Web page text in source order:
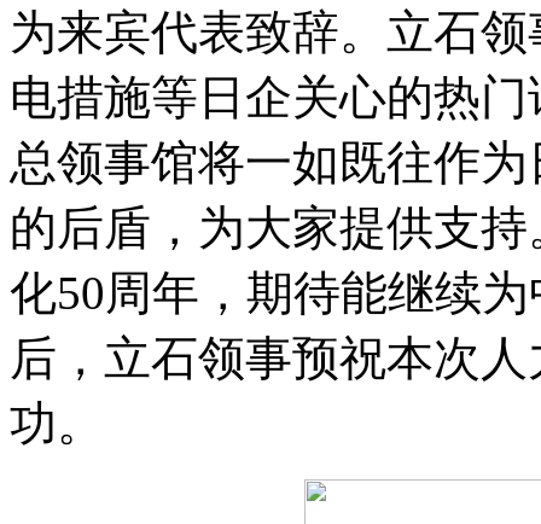
为来宾代表致辞。立石
电措施等日企关心的热
总领事馆将一如既往作
的后盾，为大家提供支
化50周年，期待能继续
后，立石领事预祝本次
功。